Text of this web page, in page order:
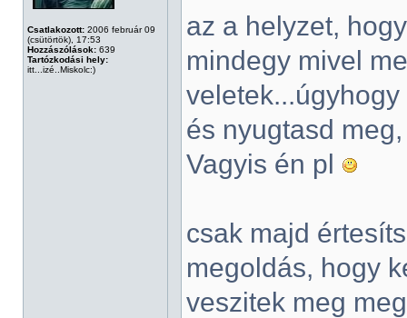
Csatlakozott: 2006 február 09
(csütörtök), 17:53
Hozzászólások: 639
Tartózkodási hely:
itt...izé..Miskolc:)
az a helyzet,
mindegy mivel
és nyugtasd
Vagyis én pl
csak majd
megoldás, hogy
veszitek meg